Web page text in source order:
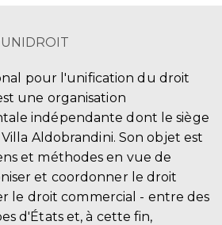
pour l'unification du droit
une organisation
indépendante dont le siège
Aldobrandini. Son objet est
et méthodes en vue de
et coordonner le droit
le droit commercial - entre des
d'États et, à cette fin,